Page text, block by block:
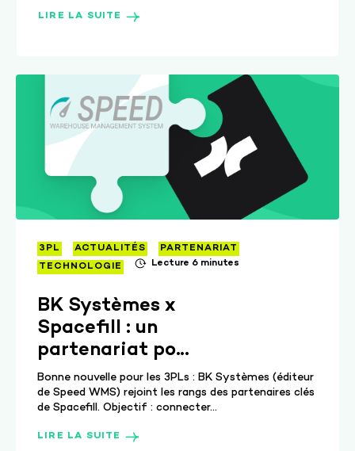
livraison
LIRE LA SUITE
3PL ACTUALITÉS
PARTENARIAT
TECHNOLOGIE
Lecture 6 minutes
BK Systèmes x
Spacefill : un
partenariat pour
offrir une
expérience
logistique 360
aux 3PLs
Bonne nouvelle pour les 3PLs : BK Systèmes (éditeur
de Speed WMS) rejoint les rangs des partenaires clés
de Spacefill. Objectif : connecter...
LIRE LA SUITE